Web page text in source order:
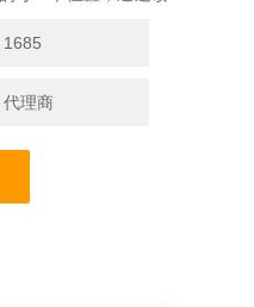
代理商